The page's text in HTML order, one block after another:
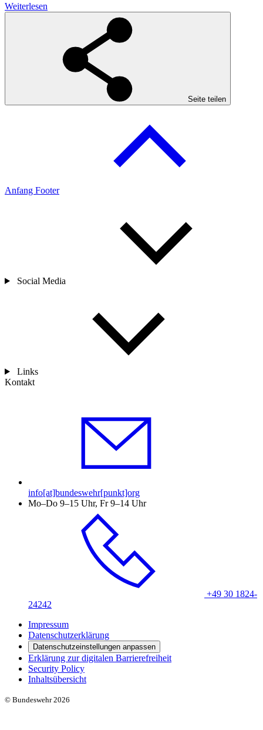
Weiterlesen
Seite teilen
Anfang Footer
Social Media
Links
Kontakt
info[at]bundeswehr[punkt]org
Mo–Do 9–15 Uhr, Fr 9–14 Uhr
+49 30 1824-
24242
Impressum
Datenschutzerklärung
Datenschutzeinstellungen anpassen
Erklärung zur digitalen Barrierefreiheit
Security Policy
Inhaltsübersicht
© Bundeswehr 2026